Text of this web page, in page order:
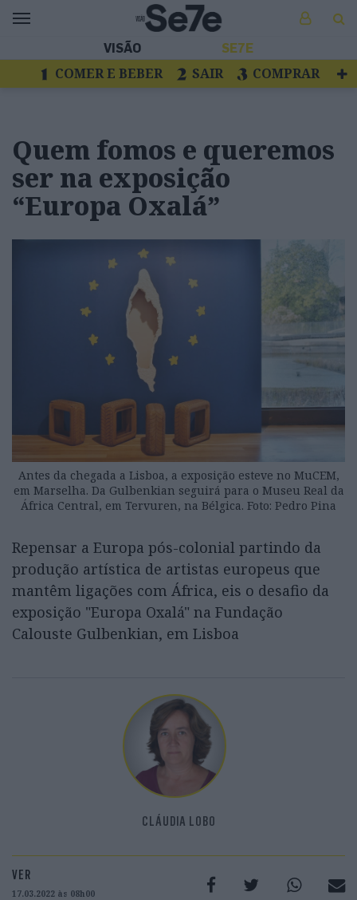
VISÃO SE7E
COMER E BEBER SAIR
COMPRAR
Quem fomos e queremos
ser na exposição
“Europa Oxalá”
Antes da chegada a Lisboa, a exposição esteve no MuCEM,
em Marselha. Da Gulbenkian seguirá para o Museu Real da
África Central, em Tervuren, na Bélgica. Foto: Pedro Pina
Repensar a Europa pós-colonial partindo da
produção artística de artistas europeus que
mantêm ligações com África, eis o desafio da
exposição "Europa Oxalá" na Fundação
Calouste Gulbenkian, em Lisboa
CLÁUDIA LOBO
VER
17.03.2022 às 08h00